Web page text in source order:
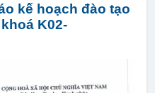
kế hoạch đào tạo
K02-